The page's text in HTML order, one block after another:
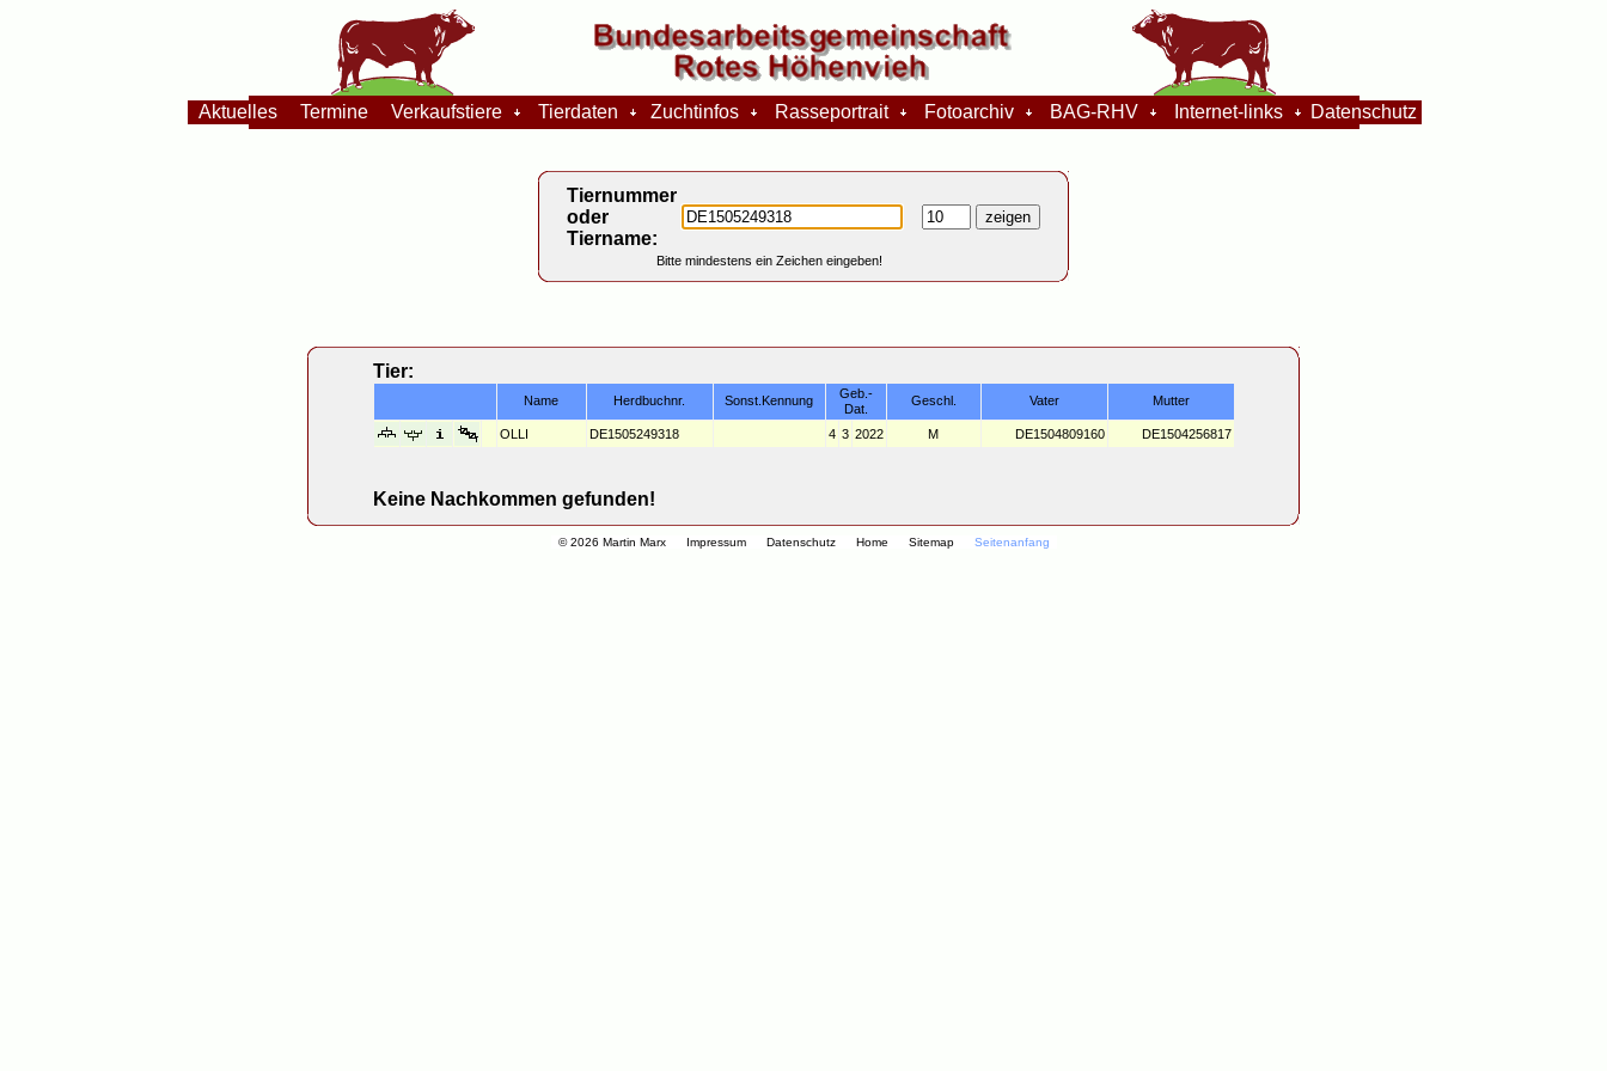
© 2026 Martin Marx Impressum Datenschutz Home Sitemap Seitenanfang
Aktuelles Termine Verkaufstiere Tierdaten Zuchtinfos Rasseportrait Fotoarchiv BAG-RHV Internet-links Datenschutz
Tiernummer
oder
Tiername:
Bitte mindestens ein Zeichen eingeben!
Tier:
Name Herdbuchnr. Sonst.Kennung
Geb.-
Dat.
Geschl. Vater Mutter
OLLI DE1505249318 4 3 2022 M DE1504809160 DE1504256817
Keine Nachkommen gefunden!